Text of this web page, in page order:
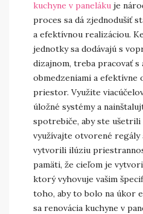
kuchyne v paneláku je
proces sa dá zjednodušiť
a efektívnou realizáciou.
jednotky sa dodávajú s
dizajnom, treba pracovať
obmedzeniami a
priestor. Využite
úložné systémy a
spotrebiče, aby ste
využívajte otvorené regály
vytvorili ilúziu
pamäti, že cieľom je
ktorý vyhovuje vašim
toho, aby to bolo na úkor
sa renovácia kuchyne v